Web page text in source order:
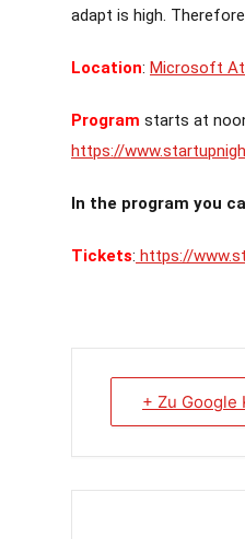
adapt is high.
Location: Microsoft
Program starts at
https://
In the program you
Tickets: https://
+ Zu Google